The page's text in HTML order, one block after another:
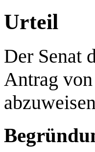
Urteil
Der Senat
Antrag